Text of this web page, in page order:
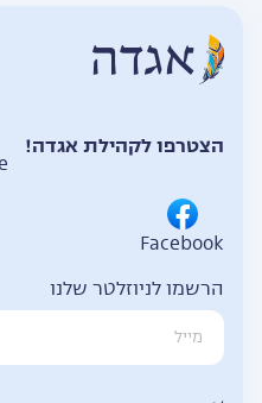
הצטרפו לקהילת אגדה!
Facebook
הרשמו לניוזלטר שלנו